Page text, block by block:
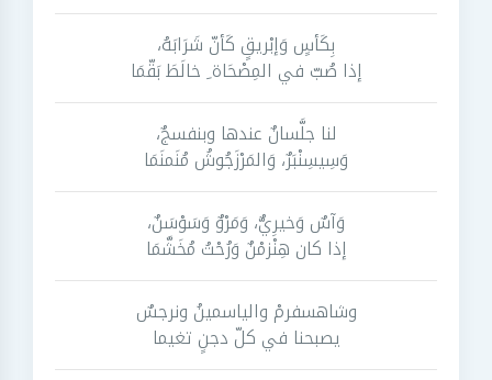
بِكَأسٍ وَإبْريقٍ كَأنّ شَرَابَهُ،
إذا صُبّ في المِصْحَاة ِ خالَطَ بَقّمَا
لنا جلَّسانٌ عندها وبنفسجٌ،
وَسِيسِنْبَرٌ، وَالمَرْزَجُوشُ مُنَمنَمَا
وَآسٌ وَخيرِيٌّ، وَمَرْوٌ وَسَوْسَنٌ،
إذا كان هِنْزمْنٌ وَرُحْتُ مُخَشَّمَا
وشاهسفرمْ والياسمينُ ونرجسٌ
يصبحنا في كلّ دجنٍ تغيما